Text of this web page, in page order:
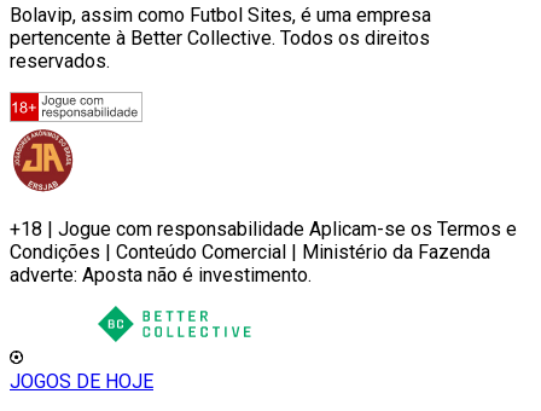
Bolavip, assim como Futbol Sites, é uma empresa
pertencente à Better Collective. Todos os direitos
reservados.
+18 | Jogue com responsabilidade Aplicam-se os Termos e
Condições | Conteúdo Comercial | Ministério da Fazenda
adverte: Aposta não é investimento.
JOGOS DE HOJE